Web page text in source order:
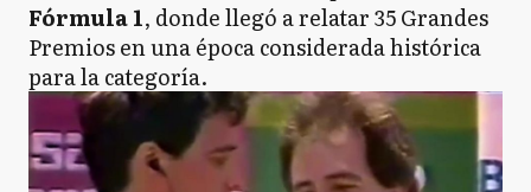
Fórmula 1, donde llegó a relatar 35 Grandes
Premios en una época considerada histórica
para la categoría.